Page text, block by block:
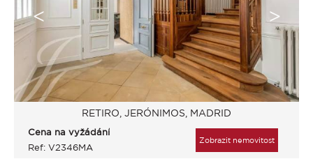
RETIRO, JERÓNIMOS, MADRID
Cena na vyžádání
Ref: V2346MA
Zobrazit nemovitost